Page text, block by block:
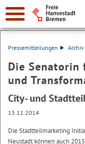
Suche:
Pressemitteilungen Archiv
Die Senatorin
und
City- und
13.11.2014
Die Stadtteilmarketing
Neustadt können auch